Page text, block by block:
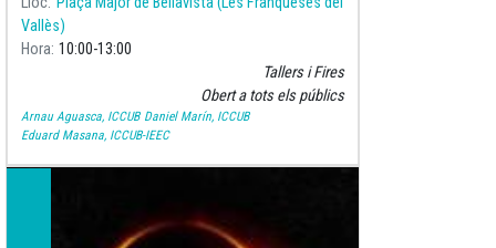
Vallès)
Hora 10:00 13:00
Tallers i Fires
Obert a tots els públics
Arnau Aguasca, ICCUB Daniel Marín, ICCUB
Eduard Masana, ICCUB-IEEC